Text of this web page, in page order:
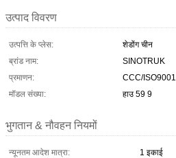
उत्पाद विवरण
उत्पत्ति के प्लेस:
शेडोंग चीन
ब्रांड नाम:
SINOTRUK
प्रमाणन:
CCC/ISO9001
मॉडल संख्या:
हाउ 59 9
भुगतान & नौवहन नियमों
न्यूनतम आदेश मात्रा:
1 इकाई